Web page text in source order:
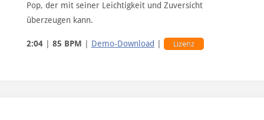
ohne Piano-Melodie und Vocals
Pop, der mit seiner Leichtigkeit und Zuversicht
überzeugen kann.
2:04| 85 BPM Demo-Download Lizenz